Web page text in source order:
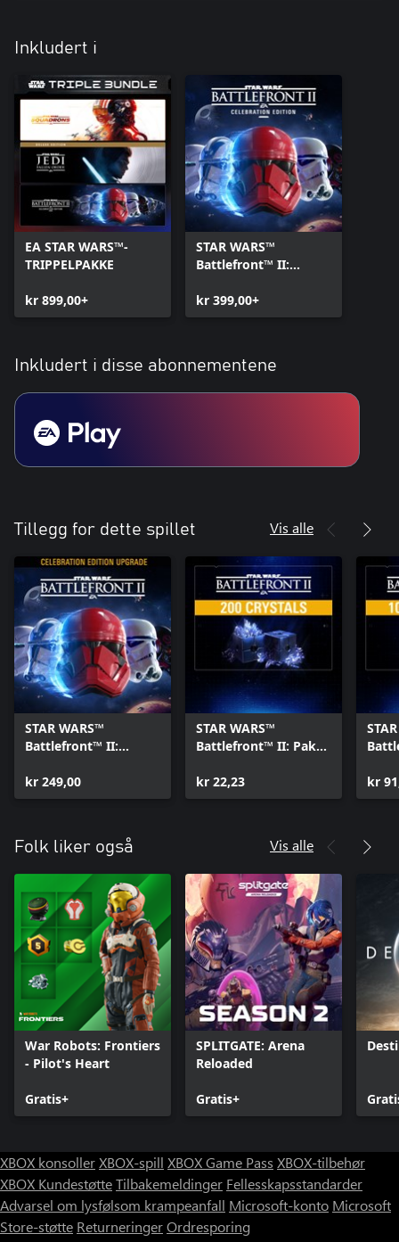
Inkludert i
EA STAR WARS™-
TRIPPELPAKKE
kr 899,00+
STAR WARS™
Battlefront™ II:
kr 399,00+
Inkludert i disse abonnementene
Tillegg for dette spillet Vis alle
STAR WARS™
Battlefront™ II:
Upgrade
kr 249,00
STAR WARS™
Battlefront™ II: Pakke
kr 22,23
kr
Folk liker også Vis alle
War Robots: Frontiers
- Pilot's Heart
Gratis+
SPLITGATE: Arena
Reloaded
Gratis+
XBOX konsollerXBOX-spill XBOX Game Pass XBOX-tilbehør
XBOX KundestøtteTilbakemeldinger Fellesskapsstandarder
Advarsel om lysfølsom krampeanfall Microsoft-konto Microsoft
Store-støtte ReturneringerOrdresporing